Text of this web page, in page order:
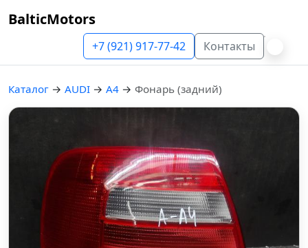
BalticMotors
+7 (921) 917-77-42 Контакты
Каталог → AUDI → A4 → Фонарь (задний)